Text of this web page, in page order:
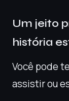
Um jeito
história
Você pode
assistir ou